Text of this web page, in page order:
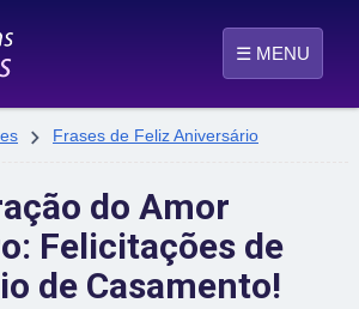
☰ MENU
 Frases de Feliz Aniversário
do Amor
Felicitações de
de Casamento!